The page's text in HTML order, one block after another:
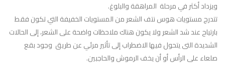
ويزداد أكثر في مرحلة المراهقة والبلوغ.
تتدرج مستويات هوس نتف الشعر من المستويات الخفيفة التي تكون فقط
بارتياح عند شد الشعر ولا يكون هناك ملاحظات واضحة على الشعر، إلى الحالات
الشديدة التى يتحول فيها الاضطراب إلى تأثير مرئي عن طريق وجود بقع
صلعاء على الرأس أو أن يخف الرموش والحاجبين.